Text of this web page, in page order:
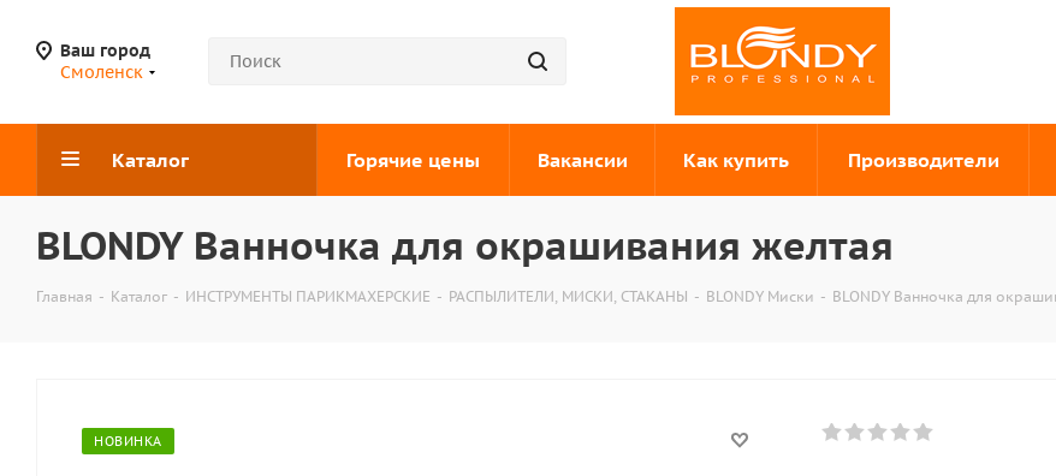
Ваш город
Смоленск
Каталог Горячие цены Вакансии Как купить Производители
BLONDY Ванночка для окрашивания желтая
Главная - Каталог - ИНСТРУМЕНТЫ ПАРИКМАХЕРСКИЕ - РАСПЫЛИТЕЛИ, МИСКИ, СТАКАНЫ - BLONDY Миски - BLONDY Ванночка для
НОВИНКА